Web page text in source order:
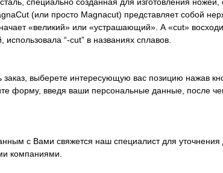
(или просто Magnacut) представляет собой
«великий» или «устрашающий». А «cut»
“-cut” в названиях сплавов.
заказ, выберете интересующую вас позицию нажав
форму, введя ваши персональные данные, после
с Вами свяжется наш специалист для
компаниями.